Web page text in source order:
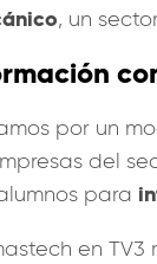
, un
por un
del
para
en